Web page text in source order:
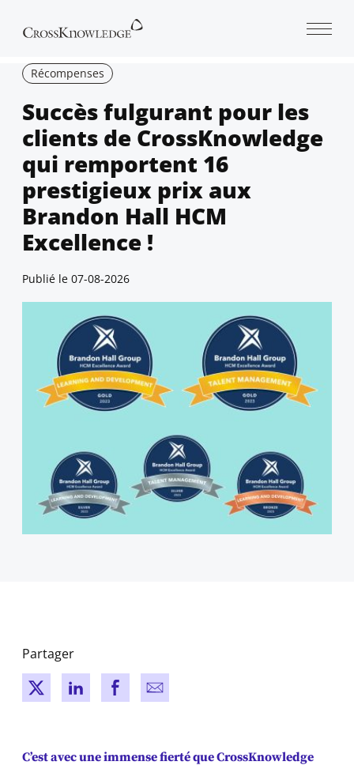
Récompenses
Succès fulgurant pour les
clients de CrossKnowledge
qui remportent 16
prestigieux prix aux
Brandon Hall HCM
Excellence !
Publié le 07-08-2026
Partager
New windowNew window
New windowNew window
C’est avec une immense fierté que CrossKnowledge